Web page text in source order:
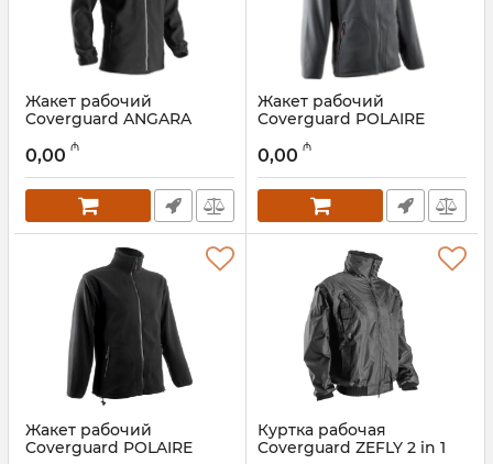
Жакет рабочий
Coverguard ANGARA
Артикул:
0,00 ₼
Жакет рабочий
Coverguard POLAIRE
Артикул:
0,00 ₼
Жакет рабочий
Coverguard POLAIRE
Куртка рабочая
Coverguard ZEFLY 2 in 1